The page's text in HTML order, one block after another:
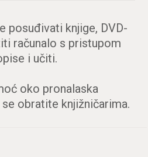
posuđivati knjige, DVD-
računalo s pristupom
i učiti.
oko pronalaska
obratite knjižničarima.